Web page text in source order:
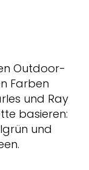
Outdoor-
Farben
und Ray
basieren:
und